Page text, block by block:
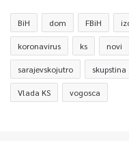
BiH dom FBiH
koronavirus ks novi
sarajevskojutro skupstina
Vlada KS vogosca